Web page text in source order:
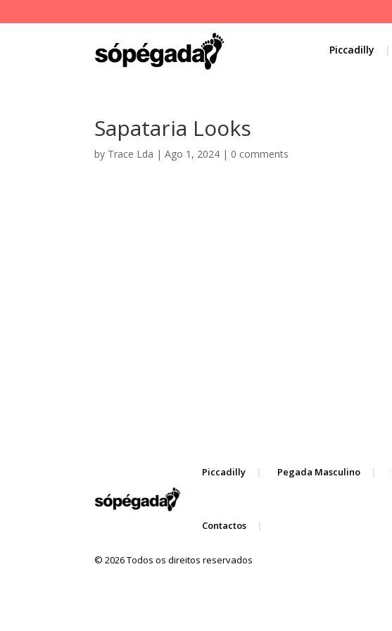
Piccadilly
Sapataria Looks
by Trace Lda |Ago 1, 2024 | 0 comments
Piccadilly Pegada Masculino
Contactos
© 2026 Todos os direitos reservados